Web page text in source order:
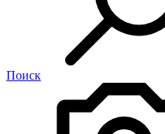
Поиск